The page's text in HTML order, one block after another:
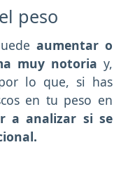
peso
aumentar o
muy notoria y,
lo que, si has
en tu peso en
a analizar si se